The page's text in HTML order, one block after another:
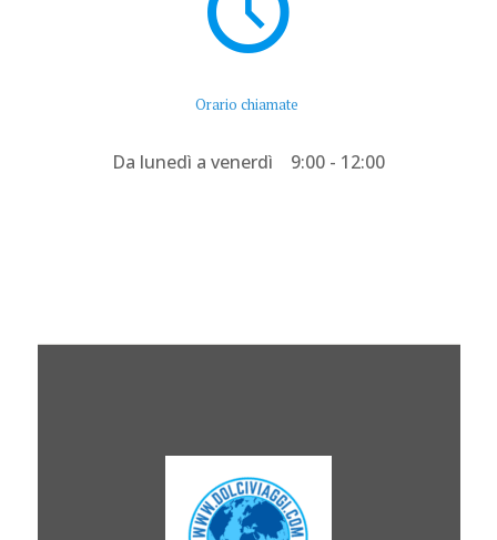
Orario chiamate
Da lunedì a venerdì 9:00 - 12:00